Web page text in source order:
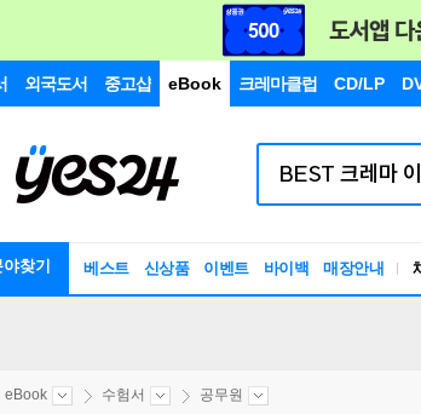
외국도서 중고샵 eBook 크레마클럽 CD/LP
찾기 베스트 신상품 이벤트 바이백 매장안내
eBook 수험서 공무원